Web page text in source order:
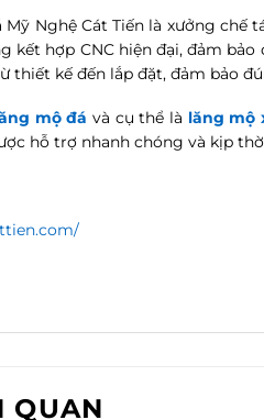
Nghệ Cát Tiến là xưởng
kết hợp CNC hiện đại, đảm
thiết kế đến lắp đặt, đảm bảo
mộ đá và cụ thể là lăng mộ
hỗ trợ nhanh chóng và kịp
QUAN